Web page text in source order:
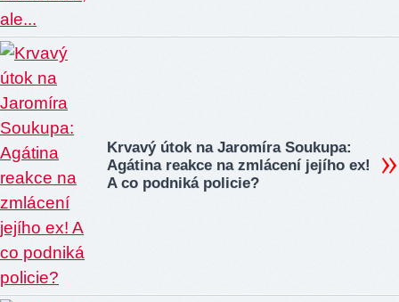
Krvavý útok na Jaromíra Soukupa:
Agátina reakce na zmlácení jejího ex!
A co podniká policie?